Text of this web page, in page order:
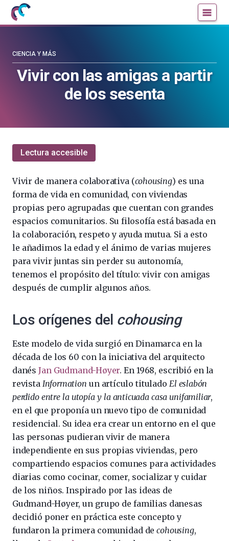
Mujeres
con
la
blog
la
Vivir con las amigas a partir
de los sesenta
CIENCIA Y MÁS
Lectura accesible
Vivir de manera colaborativa (cohousing) es una
forma de vida en comunidad, con viviendas
propias pero agrupadas que cuentan con grandes
espacios comunitarios. Su filosofía está basada en
la colaboración, respeto y ayuda mutua. Si a esto
le añadimos la edad y el ánimo de varias mujeres
para vivir juntas sin perder su autonomía,
tenemos el propósito del título: vivir con amigas
después de cumplir algunos años.
Los orígenes del cohousing
Este modelo de vida surgió en Dinamarca en la
década de los 60 con la iniciativa del arquitecto
danésJan Gudmand-Høyer. En 1968, escribió en la
revista Information un artículo titulado El eslabón
perdido entre la utopía y la anticuada casa unifamiliar,
en el que proponía un nuevo tipo de comunidad
residencial. Su idea era crear un entorno en el que
las personas pudieran vivir de manera
independiente en sus propias viviendas, pero
compartiendo espacios comunes para actividades
diarias como cocinar, comer, socializar y cuidar
de los niños. Inspirado por las ideas de
Gudmand-Høyer, un grupo de familias danesas
decidió poner en práctica este concepto y
fundaron la primera comunidad decohousing,